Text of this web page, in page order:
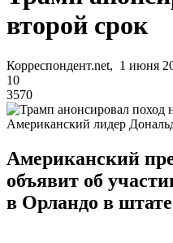
второй срок
Корреспондент.net, 1 июня
10
3570
Американский лидер
Американский
объявит об
в Орландо в